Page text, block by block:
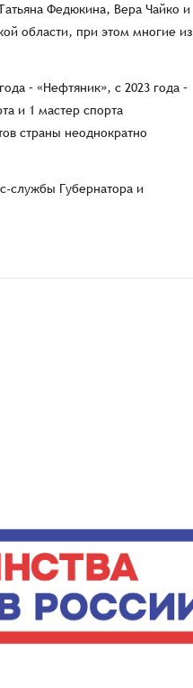
Федюкина, Вера Чайко и
области, при этом многие из
– «Нефтяник», с 2023 года –
и 1 мастер спорта
страны неоднократно
службы Губернатора и